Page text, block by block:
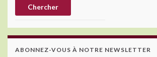
ABONNEZ-VOUS À NOTRE NEWSLETTER